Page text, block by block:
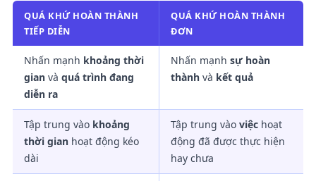
QUÁ KHỨ HOÀN THÀNH
TIẾP DIỄN
QUÁ KHỨ HOÀN THÀNH
ĐƠN
Nhấn mạnh khoảng thời
gian và quá trình đang
diễn ra
Nhấn mạnh sự hoàn
thành và kết quả
Tập trung vào khoảng
thời gian hoạt động kéo
dài
Tập trung vào việc hoạt
động đã được thực hiện
hay chưa